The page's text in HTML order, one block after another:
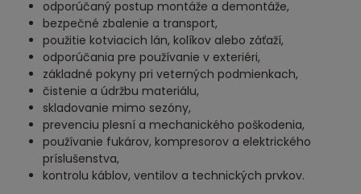
odporúčaný postup montáže a demontáže,
bezpečné zbalenie a transport,
použitie kotviacich lán, kolíkov alebo záťaží,
odporúčania pre používanie v exteriéri,
základné pokyny pri veterných podmienkach,
čistenie a údržbu materiálu,
skladovanie mimo sezóny,
prevenciu plesní a mechanického poškodenia,
používanie fukárov, kompresorov a elektrického
príslušenstva,
kontrolu káblov, ventilov a technických prvkov.